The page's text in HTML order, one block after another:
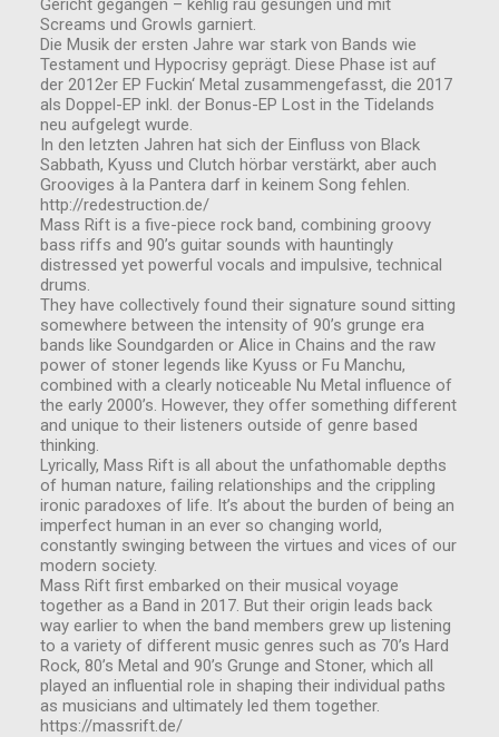
Gericht gegangen – kehlig rau gesungen und mit
Screams und Growls garniert.
Die Musik der ersten Jahre war stark von Bands wie
Testament und Hypocrisy geprägt. Diese Phase ist auf
der 2012er EP Fuckin‘ Metal zusammengefasst, die 2017
als Doppel-EP inkl. der Bonus-EP Lost in the Tidelands
neu aufgelegt wurde.
In den letzten Jahren hat sich der Einfluss von Black
Sabbath, Kyuss und Clutch hörbar verstärkt, aber auch
Grooviges à la Pantera darf in keinem Song fehlen.
http://redestruction.de/
Mass Rift is a five-piece rock band, combining groovy
bass riffs and 90’s guitar sounds with hauntingly
distressed yet powerful vocals and impulsive, technical
drums.
They have collectively found their signature sound sitting
somewhere between the intensity of 90’s grunge era
bands like Soundgarden or Alice in Chains and the raw
power of stoner legends like Kyuss or Fu Manchu,
combined with a clearly noticeable Nu Metal influence of
the early 2000’s. However, they offer something different
and unique to their listeners outside of genre based
thinking.
Lyrically, Mass Rift is all about the unfathomable depths
of human nature, failing relationships and the crippling
ironic paradoxes of life. It’s about the burden of being an
imperfect human in an ever so changing world,
constantly swinging between the virtues and vices of our
modern society.
Mass Rift first embarked on their musical voyage
together as a Band in 2017. But their origin leads back
way earlier to when the band members grew up listening
to a variety of different music genres such as 70’s Hard
Rock, 80’s Metal and 90’s Grunge and Stoner, which all
played an influential role in shaping their individual paths
as musicians and ultimately led them together.
https://massrift.de/